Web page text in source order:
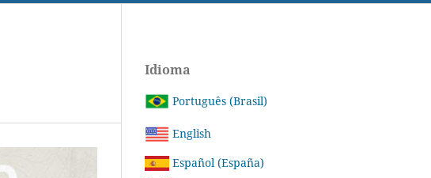
Idioma
Português (Brasil)
English
Español (España)